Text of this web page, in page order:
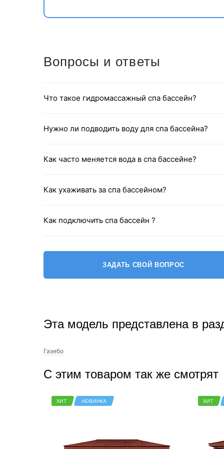
Культурный камень
предпочтениями.
Mexda предлагает различные
Большинство систем с Bluetooth, USB, FM
время. Различные системы приносят
Вопросы и ответы
Что такое гидромассажный спа бассейн?
Нужно ли подводить воду для спа бассейна?
Как часто меняется вода в спа бассейне?
Как ухаживать за спа бассейном?
Как подключить спа бассейн ?
ЗАДАТЬ СВОЙ ВОПРОС
Эта модель представлена в
Газебо
С этим товаром так же смотрят
ХИТ НОВИНКА ХИТ